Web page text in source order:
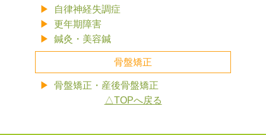
自律神経失調症
更年期障害
鍼灸・美容鍼
骨盤矯正
骨盤矯正・産後骨盤矯正
△TOPへ戻る